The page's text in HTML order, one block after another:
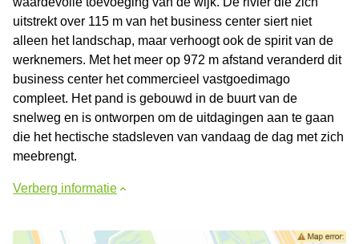
uitstrekt over 115 m van het business center siert niet
alleen het landschap, maar verhoogt ook de spirit van de
werknemers. Met het meer op 972 m afstand veranderd dit
business center het commercieel vastgoedimago
compleet. Het pand is gebouwd in de buurt van de
snelweg en is ontworpen om de uitdagingen aan te gaan
die het hectische stadsleven van vandaag de dag met zich
meebrengt.
Verberg informatie